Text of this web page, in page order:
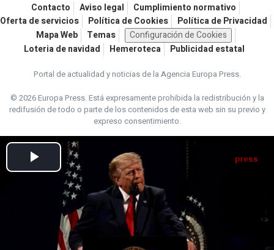
Contacto Aviso legal
Cumplimiento normativo
Oferta de servicios
Política de Cookies
Política de Privacidad
Mapa Web
Temas
Configuración de Cookies
Loteria de navidad
Hemeroteca Publicidad estatal
Portal de actualidad y noticias de la Agencia Europa Press.
© 2026 Europa Press.Está expresamente prohibida la redistribución y la
redifusión de todo o parte de los contenidos de esta web sin su previo y
expreso consentimiento.